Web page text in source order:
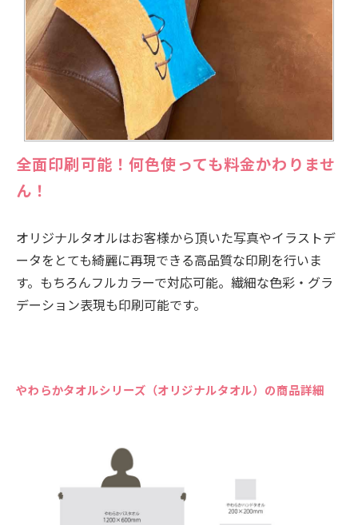
全面印刷可能！何色使っても料金かわりませ
ん！
オリジナルタオルはお客様から頂いた写真やイラストデ
ータをとても綺麗に再現できる高品質な印刷を行いま
す。もちろんフルカラーで対応可能。繊細な色彩・グラ
デーション表現も印刷可能です。
やわらかタオルシリーズ（オリジナルタオル）の商品詳細